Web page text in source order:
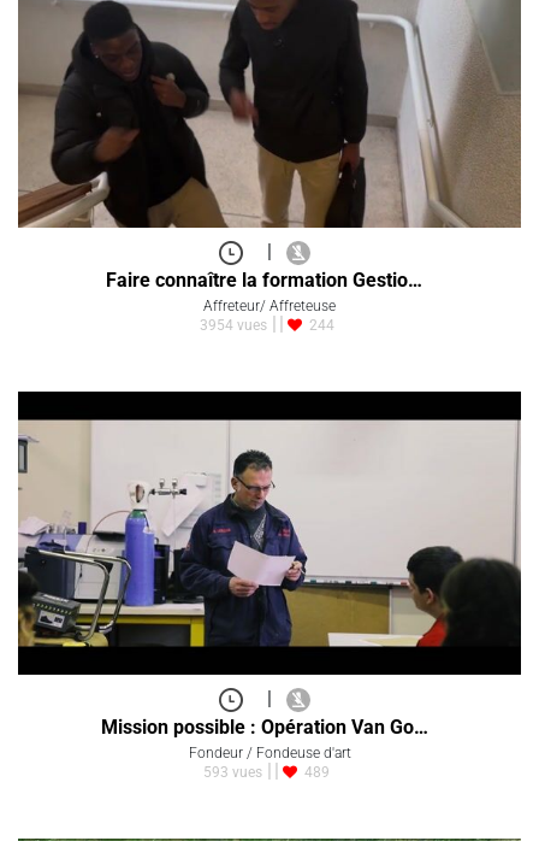
|
Faire connaître la formation Gestio…
Affreteur/ Affreteuse
3954 vues
244
Mission possible : Opération Van Go…
Fondeur / Fondeuse d'art
593 vues
489